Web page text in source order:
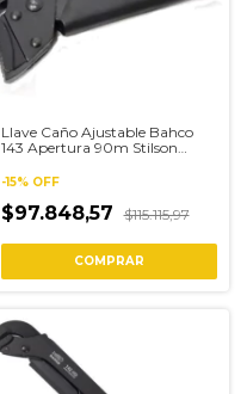
Llave Caño Ajustable Bahco
143 Apertura 90m Stilson
-15% OFF
$97.848,57 $115.115,97